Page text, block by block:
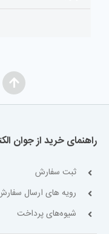
راهنمای خرید از جوان
ثبت سفارش
رویه های ارسال
شیوه‌های پرداخت